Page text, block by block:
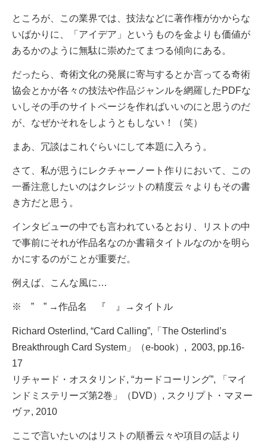
ところが、この業界では、技法などに著作権がかからな
いばかりに、「アイデア」というものを金よりも価値が
あるかのように無駄に崇めたてまつる傾向にある。
だったら、奇術文化の発展に寄与するとか言ってる奇術
協会とかが各々の技法や作品ジャンルを網羅した PDFな
いしその手のサイトページを作ればいいのにと思うのだ
が、なぜかそれをしようともしない！（笑）
まあ、冗談はこれぐらいにして本題に入ろう。
さて、私が思うにレクチャーノート作りにおいて、この
一番注意したいのはクレジットの精度云々よりもその書
き方だと思う。
インタビューの中でも言われているとおり、リストの中
で事前にそれが作品名なのか書籍タイトルなのかを明ら
かにするのがことが重要だ。
例えば、こんな風に…
※ ” ” →作品名 『 』→タイトル
Richard Osterlind, “Card Calling”,「The Osterlind’s
Breakthrough Card System」（e-book）, 2003, pp.16-
17
リチャード・オスタリンド, “カードコーリング”, 「マイ
ンドミステリーズ第2巻」（DVD）, スクリプト・ マヌー
ヴァ, 2010
ここで言いたいのはリストの順番云々や項目の話より